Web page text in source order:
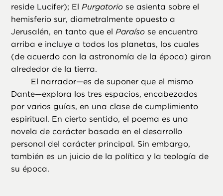
reside Lucifer); ElPurgatorio se asienta sobre el
hemisferio sur, diametralmente opuesto a
Jerusalén, en tanto que elParaíso se encuentra
arriba e incluye a todos los planetas, los cuales
(de acuerdo con la astronomía de la época) giran
alrededor de la tierra.
El narrador—es de suponer que el mismo
Dante—explora los tres espacios, encabezados
por varios guías, en una clase de cumplimiento
espiritual. En cierto sentido, el poema es una
novela de carácter basada en el desarrollo
personal del carácter principal. Sin embargo,
también es un juicio de la política y la teología de
su época.